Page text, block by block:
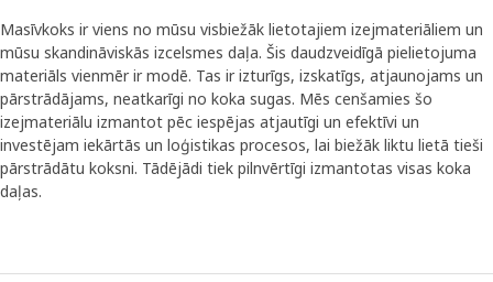
Masīvkoks ir viens no mūsu visbiežāk lietotajiem izejmateriāliem un
mūsu skandināviskās izcelsmes daļa. Šis daudzveidīgā pielietojuma
materiāls vienmēr ir modē. Tas ir izturīgs, izskatīgs, atjaunojams un
pārstrādājams, neatkarīgi no koka sugas. Mēs cenšamies šo
izejmateriālu izmantot pēc iespējas atjautīgi un efektīvi un
investējam iekārtās un loģistikas procesos, lai biežāk liktu lietā tieši
pārstrādātu koksni. Tādējādi tiek pilnvērtīgi izmantotas visas koka
daļas.